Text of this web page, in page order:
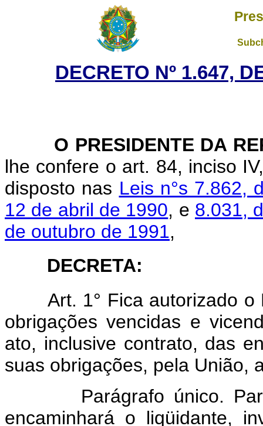
DECRETO Nº 1.647,
O PRESIDENTE DA
lhe confere o art. 84, inciso
disposto nas Leis n°s 7.862,
12 de abril de 1990, e 8.031,
de outubro de 1991,
DECRETA:
Art. 1° Fica autorizado
obrigações vencidas e
ato, inclusive contrato, das
suas obrigações, pela União,
Parágrafo único.
encaminhará o liqüidante,